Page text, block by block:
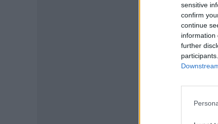
sensitive
confirm
continue
information
further